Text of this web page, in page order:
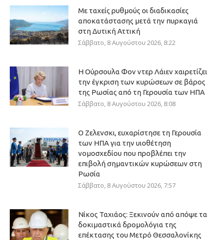
Με ταχείς ρυθμούς οι διαδικασίες
αποκατάστασης μετά την πυρκαγιά
στη Δυτική Αττική
Σάββατο, 8 Αυγούστου 2026, 8:22
Η Ούρσουλα Φον ντερ Λάιεν χαιρετίζει
την έγκριση των κυρώσεων σε βάρος
της Ρωσίας από τη Γερουσία των ΗΠΑ
Σάββατο, 8 Αυγούστου 2026, 8:08
Ο Ζελενσκι, ευχαρίστησε τη Γερουσία
των ΗΠΑ για την υιοθέτηση
νομοσχεδίου που προβλέπει την
επιβολή σημαντικών κυρώσεων στη
Ρωσία
Σάββατο, 8 Αυγούστου 2026, 7:57
Νίκος Ταχιάος: Ξεκινούν από απόψε τα
δοκιμαστικά δρομολόγια της
επέκτασης του Μετρό Θεσσαλονίκης